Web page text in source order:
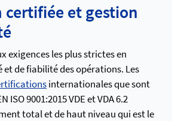
et gestion
exigences les plus strictes en
et de fiabilité des opérations. Les
internationales que sont
ISO 9001:2015 VDE et VDA 6.2
total et de haut niveau qui est le